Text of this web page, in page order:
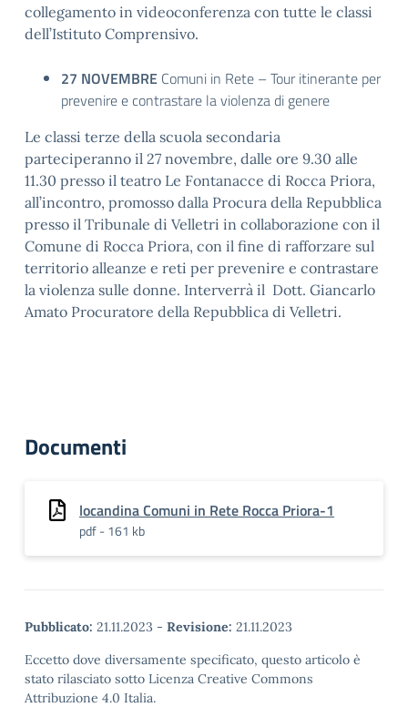
collegamento in videoconferenza con tutte le classi
dell’Istituto Comprensivo.
27 NOVEMBRE Comuni in Rete – Tour itinerante per
prevenire e contrastare la violenza di genere
Le classi terze della scuola secondaria
parteciperanno il 27 novembre, dalle ore 9.30 alle
11.30 presso il teatro Le Fontanacce di Rocca Priora,
all’incontro, promosso dalla Procura della Repubblica
presso il Tribunale di Velletri in collaborazione con il
Comune di Rocca Priora, con il fine di rafforzare sul
territorio alleanze e reti per prevenire e contrastare
la violenza sulle donne. Interverrà il Dott. Giancarlo
Amato Procuratore della Repubblica di Velletri.
Documenti
locandina Comuni in Rete Rocca Priora-1
pdf - 161 kb
Pubblicato: 21.11.2023 - Revisione: 21.11.2023
Eccetto dove diversamente specificato, questo articolo è
stato rilasciato sotto Licenza Creative Commons
Attribuzione 4.0 Italia.